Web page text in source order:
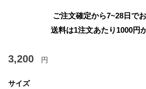
ご注文確定から7~28日で
送料は1注文あたり 1000円
3,200 円
サイズ